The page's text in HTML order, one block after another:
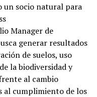
un socio natural para
Manager de
generar resultados
de suelos, uso
la biodiversidad y
al cambio
al cumplimiento de los